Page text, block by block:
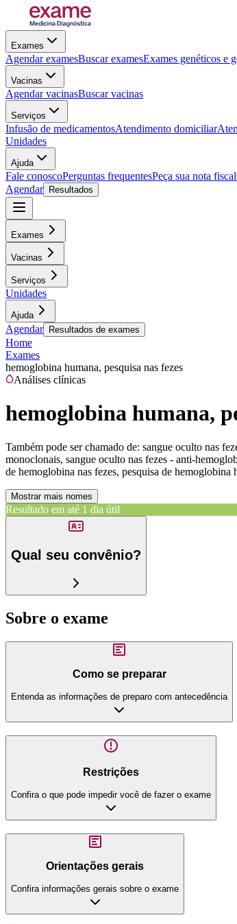
Exames
Agendar examesBuscar examesExames genéticos e
Vacinas
Agendar vacinasBuscar vacinas
Serviços
Infusão de medicamentosAtendimento domiciliar
Unidades
Ajuda
Fale conoscoPerguntas frequentesPeça sua nota fiscal
Agendar
Resultados
Exames
Vacinas
Serviços
Unidades
Ajuda
Agendar Resultados de exames
Home
Exames
hemoglobina humana, pesquisa nas fezes
Análises clínicas
hemoglobina humana,
Também pode ser chamado de: sangue oculto nas
monoclonais, sangue oculto nas fezes - anti-
de hemoglobina nas fezes, pesquisa de
Mostrar mais nomes
Resultado em até 1 dia útil
Qual seu convênio?
Sobre o exame
Como se preparar
Entenda as informações de preparo com antecedência
Restrições
Confira o que pode impedir você de fazer o exame
Orientações gerais
Confira informações gerais sobre o exame